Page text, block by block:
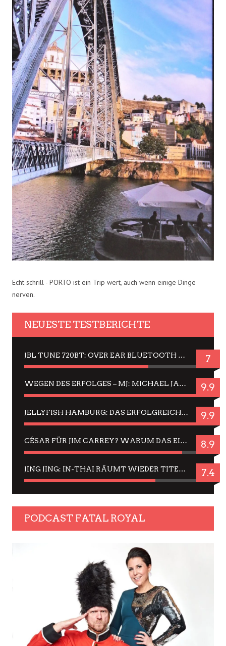
Echt schrill - PORTO ist ein Trip wert, auch wenn einige Dinge
nerven.
NEUESTE TESTBERICHTE
JBL TUNE 720BT: OVER EAR BLUETOOTH KOPFHÖRER UM DIE 50,-€ IM DAUER-TEST 7
WEGEN DES ERFOLGES – MJ: MICHAEL JACKSON MUSICAL IN EINER MATINEE SEHEN 9.9
JELLYFISH HAMBURG: DAS ERFOLGREICHE SOMMER-MENÜ 2025 IN GEFÜHLEN UND BILDERN 9.9
CÉSAR FÜR JIM CARREY? WARUM DAS EINER DER NERVIGSTEN ACTORS IST UND BLEIBT 8.9
JING JING: IN-THAI RÄUMT WIEDER TITEL AB – EIN ZWEI-STUNDEN-ERLEBNISBERICHT 7.4
PODCAST FATAL ROYAL